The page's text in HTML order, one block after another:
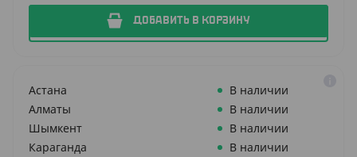
ДОБАВИТЬ В КОРЗИНУ
Астана
В наличии
Алматы
В наличии
Шымкент
В наличии
Караганда
В наличии